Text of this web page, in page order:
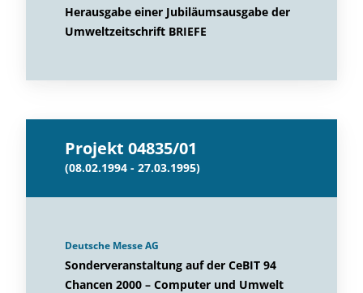
Herausgabe einer Jubiläumsausgabe der
Umweltzeitschrift BRIEFE
Projekt 04835/01
(08.02.1994 - 27.03.1995)
Deutsche Messe AG
Sonderveranstaltung auf der CeBIT 94
Chancen 2000 – Computer und Umwelt